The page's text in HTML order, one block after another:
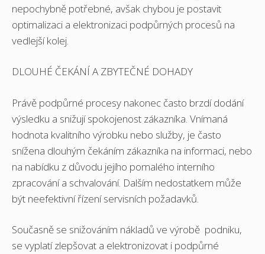
nepochybně potřebné, avšak chybou je postavit
optimalizaci a elektronizaci podpůrných procesů na
vedlejší kolej.
DLOUHÉ ČEKÁNÍ A ZBYTEČNÉ DOHADY
Právě podpůrné procesy nakonec často brzdí dodání
výsledku a snižují spokojenost zákazníka. Vnímaná
hodnota kvalitního výrobku nebo služby, je často
snížena dlouhým čekáním zákazníka na informaci, nebo
na nabídku z důvodu jejího pomalého interního
zpracování a schvalování. Dalším nedostatkem může
být neefektivní řízení servisních požadavků.
Současně se snižováním nákladů ve výrobě podniku,
se vyplatí zlepšovat a elektronizovat i podpůrné